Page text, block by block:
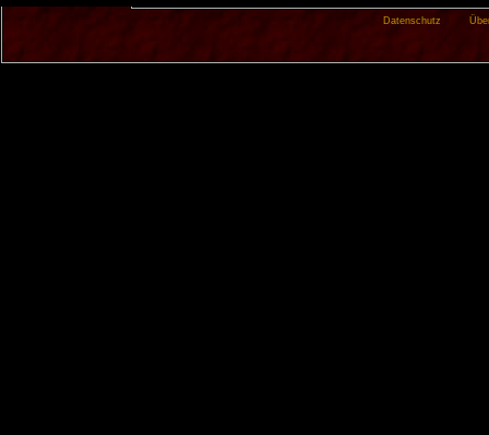
Datenschutz